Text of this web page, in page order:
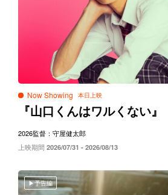
Now Showing
『山口くんはワルくない』
2026監督：守屋健太郎
上映期間 2026/07/31 - 2026/08/13
予告編